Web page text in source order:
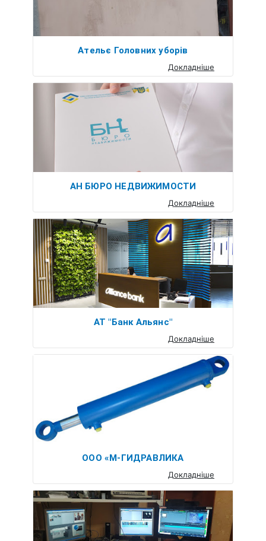
Ательє Головних уборів
Докладніше
АН БЮРО НЕДВИЖИМОСТИ
Докладніше
АТ "Банк Альянс"
Докладніше
ООО «М-ГИДРАВЛИКА
Докладніше